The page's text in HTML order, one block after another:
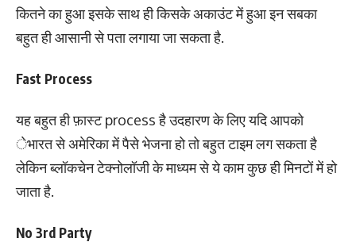
कितने का हुआ इसके साथ ही किसके अकाउंट में हुआ इन सबका
बहुत ही आसानी से पता लगाया जा सकता है.
Fast Process
यह बहुत ही फ़ास्ट process है उदहारण के लिए यदि आपको
ेभारत से अमेरिका में पैसे भेजना हो तो बहुत टाइम लग सकता है
लेकिन ब्लॉकचेन टेक्नोलॉजी के माध्यम से ये काम कुछ ही मिनटों में हो
जाता है.
No 3rd Party